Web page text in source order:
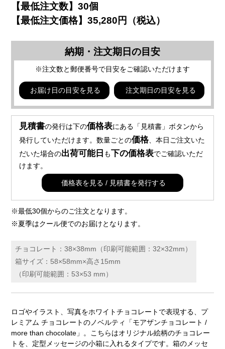
【最低注文数】30個
【最低注文価格】35,280円（税込）
納期・注文期日の目安
※注文数と郵便番号で目安をご確認いただけます
お届け日の目安を見る 注文期日の目安を見る
見積書の発行は下の価格表にある「見積書」ボタンから
発行していただけます。数量ごとの価格、本日ご注文いた
だいた場合の出荷可能日 も下の価格表でご確認いただ
けます。
価格表を見る / 見積書を発行する
※最低30個からのご注文となります。
※夏季はクール便でのお届けとなります。
チョコレート：38×38mm（印刷可能範囲：32×32mm）
箱サイズ：58×58mm×高さ15mm
（印刷可能範囲：53×53 mm）
ロゴやイラスト、写真をホワイトチョコレートで表現する、プ
レミアム チョコレートのノベルティ「モアザンチョコレート /
more than chocolate」。こちらはオリジナル絵柄のチョコレー
トを、定型メッセージの小箱に入れるタイプです。箱のメッセ